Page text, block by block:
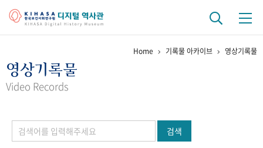
걸어온 길 기관 변천사
정책과 연구 키워드로 보는 연구 역사
연구자들
Home 기록물 아카이브 영상기록물
영상기록물
Video Records
검색